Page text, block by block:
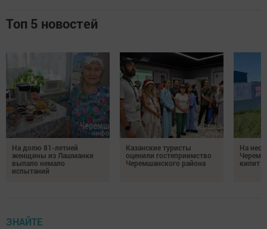
Топ 5 новостей
На долю 81-летней
женщины из Лашманки
выпало немало
испытаний
Казанские туристы
оценили гостеприимство
Черемшанского района
На
кипит
ЗНАЙТЕ